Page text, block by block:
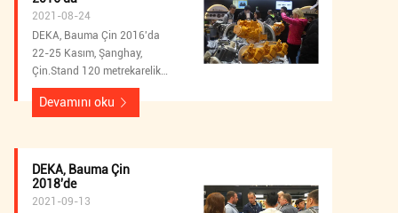
2021-08-24
DEKA, Bauma Çin 2016'da
22-25 Kasım, Şanghay,
Çin.Stand 120 metrekarelik
bir alanı kaplıyor ve
w3.100'de bulunuyor. DEKA,
matkap hidrolik pompası,
Döner matkap hidrolik pompa
Devamını oku
DEKA, Bauma Çin
2018'de
2021-09-13